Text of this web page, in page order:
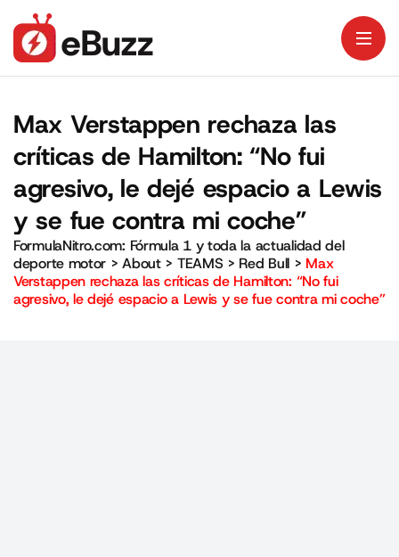
Max Verstappen rechaza las
críticas de Hamilton: “No fui
agresivo, le dejé espacio a Lewis
y se fue contra mi coche”
FormulaNitro.com: Fórmula 1 y toda la actualidad del
deporte motor >About> TEAMS > Red Bull > Max
Verstappen rechaza las críticas de Hamilton: “No fui
agresivo, le dejé espacio a Lewis y se fue contra mi coche”